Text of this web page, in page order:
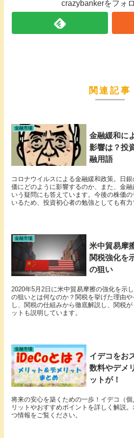
crazybankerをフォ
関連記事
金融市場
金融緩和に
影響は？投
融用語
コロナウイルスによる金融緩和政策。日
価にどのように影響するのか、また、金
いう疑問にも答えています。今後の株価
いるため、投資初心者の勉強としても有力
金融市場
米中貿易摩
関税強化を
の狙い
2020年5月2日に米中貿易摩擦の強化を示
の狙いとは何なのか？関税を挙げた理由
し、関税の仕組みから徹底解説し、関税
ットも説明しています。
金融市場
イデコをお
数料やデメ
ットが！
将来の安心を築くための一歩！イデコ（
リットやおすすめポイントを詳しく解説
つ情報をご覧ください。